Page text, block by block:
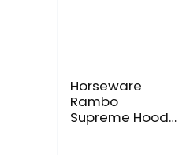
Horseware
Rambo
Supreme Hood